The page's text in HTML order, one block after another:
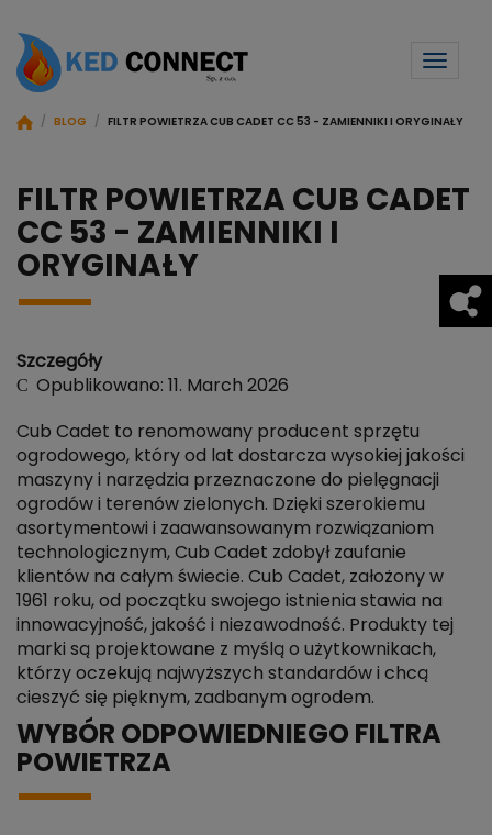
Toggle
/ BLOG / FILTR POWIETRZA CUB CADET CC 53 - ZAMIENNIKI I ORYGINAŁY
FILTR POWIETRZA CUB CADET
CC 53 - ZAMIENNIKI I
ORYGINAŁY
Szczegóły
Opublikowano: 11. March 2026
Cub Cadet to renomowany producent sprzętu
ogrodowego, który od lat dostarcza wysokiej jakości
maszyny i narzędzia przeznaczone do pielęgnacji
ogrodów i terenów zielonych. Dzięki szerokiemu
asortymentowi i zaawansowanym rozwiązaniom
technologicznym, Cub Cadet zdobył zaufanie
klientów na całym świecie. Cub Cadet, założony w
1961 roku, od początku swojego istnienia stawia na
innowacyjność, jakość i niezawodność. Produkty tej
marki są projektowane z myślą o użytkownikach,
którzy oczekują najwyższych standardów i chcą
cieszyć się pięknym, zadbanym ogrodem.
WYBÓR ODPOWIEDNIEGO FILTRA
POWIETRZA